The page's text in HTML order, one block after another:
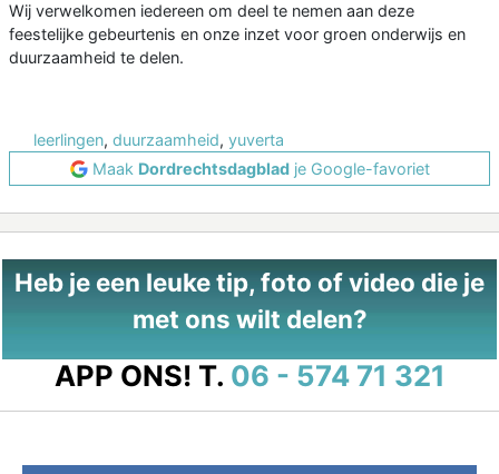
Wij verwelkomen iedereen om deel te nemen aan deze
feestelijke gebeurtenis en onze inzet voor groen onderwijs en
duurzaamheid te delen.
leerlingen, duurzaamheid, yuverta
Maak Dordrechtsdagbladje Google-favoriet
Heb je een leuke tip, foto of video die je
met ons wilt delen?
APP ONS! T. 06 - 574 71 321